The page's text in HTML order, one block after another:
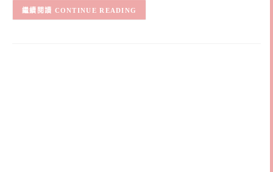
CONTINUE READING